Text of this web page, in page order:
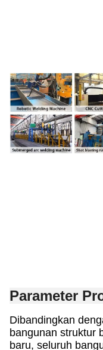
Parameter
Dibandingkan
bangunan struktur
baru, seluruh